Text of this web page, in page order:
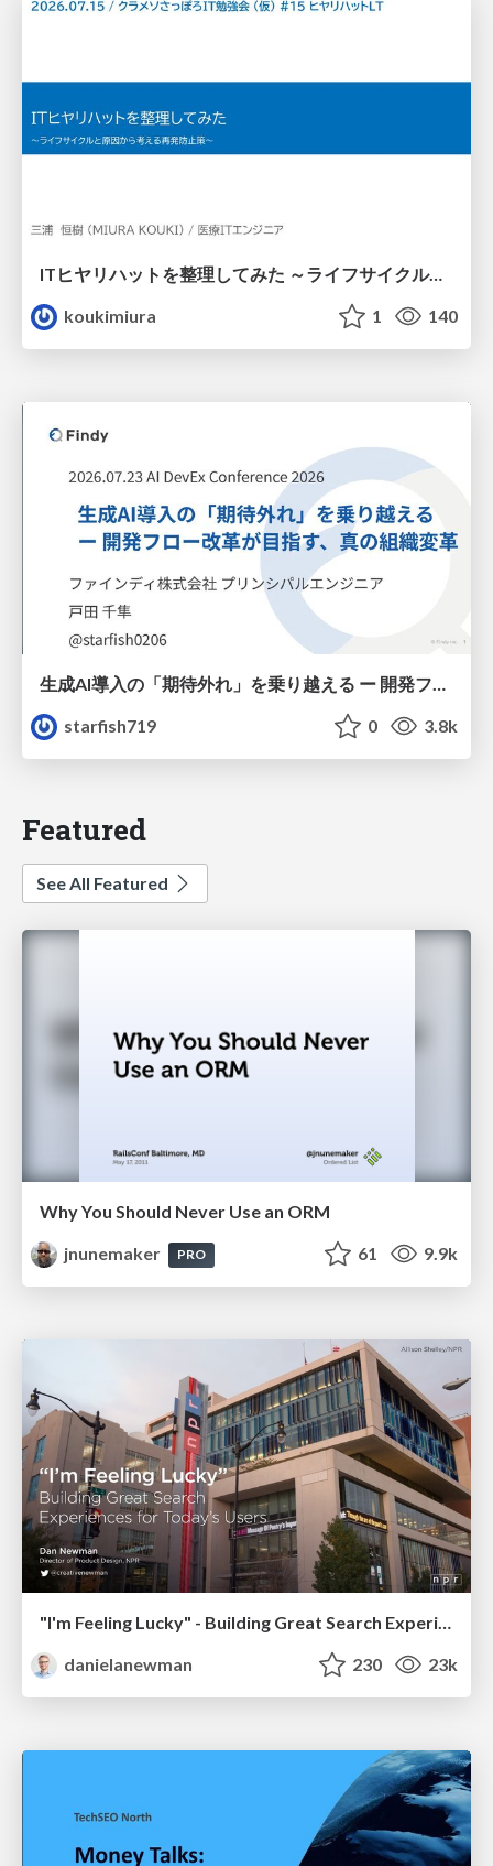
ITヒヤリハットを整理してみた ～ライフサイクルと原因から考える再発防止策～
koukimiura
1 140
生成AI導入の「期待外れ」を乗り越える ー 開発フロー改革が目指す、真の組織変革
starfish719
0 3.8k
Featured
See All Featured
Why You Should Never Use an ORM
jnunemaker
PRO 61 9.9k
"I'm Feeling Lucky" - Building Great Search Experiences for Today's Users (#IAC19)
danielanewman
230 23k